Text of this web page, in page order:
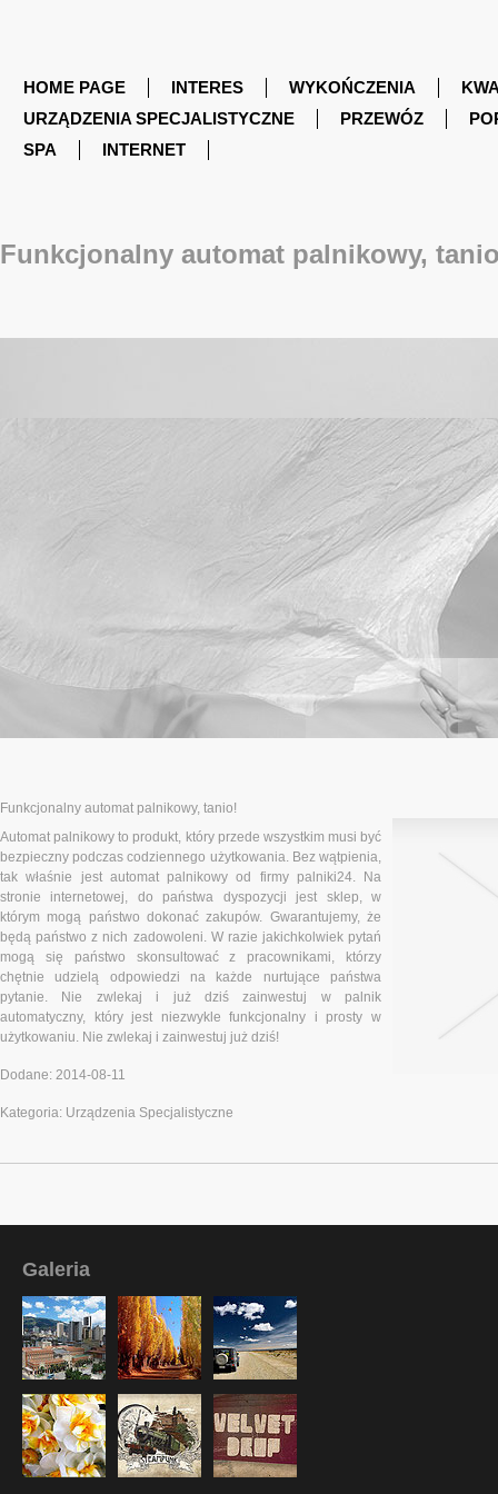
HOME PAGE INTERES WYKOŃCZENIA
URZĄDZENIA SPECJALISTYCZNE
PRZEWÓZ
SPA
INTERNET
Funkcjonalny automat palnikowy,
Funkcjonalny automat palnikowy, tanio!
Automat palnikowy to produkt, który przede wszystkim musi być
bezpieczny podczas codziennego użytkowania. Bez wątpienia,
tak właśnie jest automat palnikowy od firmy palniki24. Na
stronie internetowej, do państwa dyspozycji jest sklep, w
którym mogą państwo dokonać zakupów. Gwarantujemy, że
będą państwo z nich zadowoleni. W razie jakichkolwiek pytań
mogą się państwo skonsultować z pracownikami, którzy
chętnie udzielą odpowiedzi na każde nurtujące państwa
pytanie. Nie zwlekaj i już dziś zainwestuj w palnik
automatyczny, który jest niezwykle funkcjonalny i prosty w
użytkowaniu. Nie zwlekaj i zainwestuj już dziś!
Dodane: 2014-08-11
Kategoria: Urządzenia Specjalistyczne
Galeria